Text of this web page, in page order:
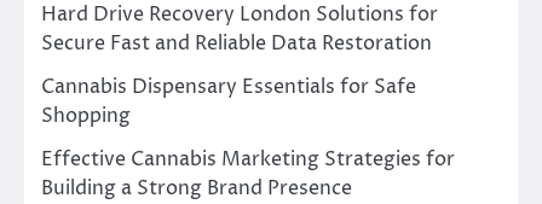
Hard Drive Recovery London Solutions for
Secure Fast and Reliable Data Restoration
Cannabis Dispensary Essentials for Safe
Shopping
Effective Cannabis Marketing Strategies for
Building a Strong Brand Presence